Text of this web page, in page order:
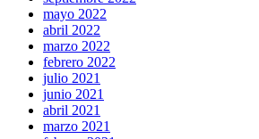
mayo 2022
abril 2022
marzo 2022
febrero 2022
julio 2021
junio 2021
abril 2021
marzo 2021